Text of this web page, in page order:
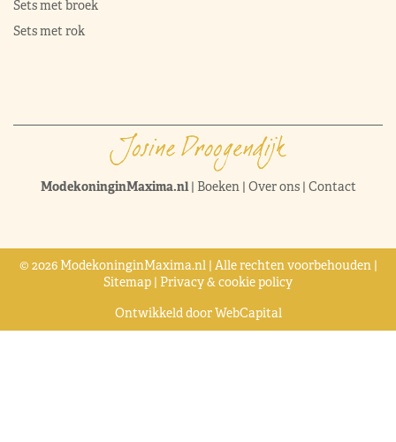
Sets met broek
Sets met rok
ModekoninginMaxima.nl| Boeken| Over ons| Contact
© 2026 ModekoninginMaxima.nl | Alle rechten voorbehouden |
Sitemap | Privacy & cookie policy
Ontwikkeld doorWebCapital